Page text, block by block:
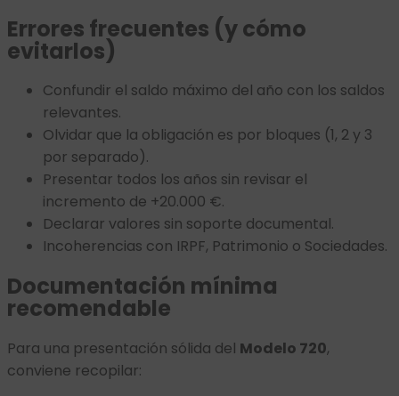
Errores frecuentes (y cómo
evitarlos)
Confundir el saldo máximo del año con los saldos
relevantes.
Olvidar que la obligación es por bloques (1, 2 y 3
por separado).
Presentar todos los años sin revisar el
incremento de +20.000 €.
Declarar valores sin soporte documental.
Incoherencias con IRPF, Patrimonio o Sociedades.
Documentación mínima
recomendable
Para una presentación sólida del Modelo 720,
conviene recopilar: